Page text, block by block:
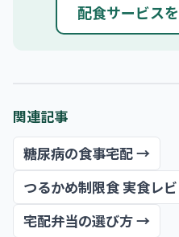
配食サービス
関連記事
糖尿病の食事宅配 →
つるかめ制限食 実食レ
宅配弁当の選び方 →